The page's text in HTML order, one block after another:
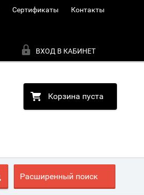
Сертификаты Контакты
ВХОД В КАБИНЕТ
Корзина пуста
Расширенный поиск